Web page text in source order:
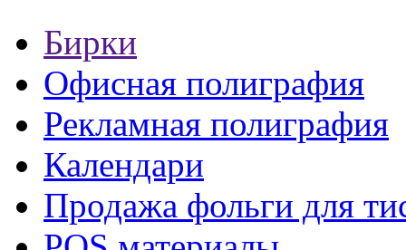
Бирки
Офисная полиграфия
Рекламная полиграфия
Календари
Продажа фольги для